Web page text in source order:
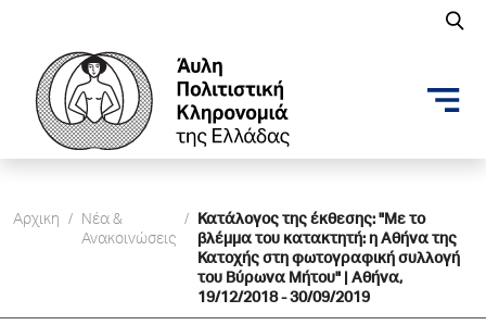
Αρχικη /
Νέα &
Ανακοινώσεις
/
Κατάλογος της έκθεσης: "Με το
βλέμμα του κατακτητή: η Αθήνα της
Κατοχής στη φωτογραφική συλλογή
του Βύρωνα Μήτου" | Αθήνα,
19/12/2018 - 30/09/2019